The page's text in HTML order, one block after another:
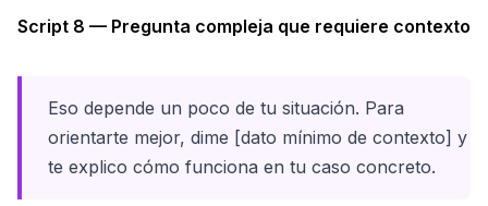
Script 8 — Pregunta compleja que requiere contexto
Eso depende un poco de tu situación. Para
orientarte mejor, dime [dato mínimo de contexto] y
te explico cómo funciona en tu caso concreto.